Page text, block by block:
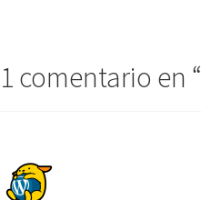
1 comentario en “